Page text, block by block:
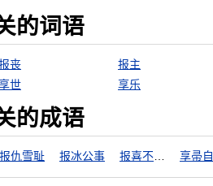
的词语
丧
报主
世 享乐
的成语
报仇雪耻 报冰公事 享帚